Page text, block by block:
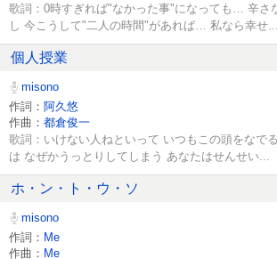
歌詞：0時すぎれば"なかった事"になっても… 辛さ
し 今こうして"二人の時間"があれば… 私なら幸せ...
個人授業
misono
作詞： 阿久悠
作曲： 都倉俊一
歌詞：いけない人ねといって いつもこの頭をなで
は なぜかうっとりしてしまう あなたはせんせい...
ホ・ン・ト・ウ・ソ
misono
作詞： Me
作曲： Me